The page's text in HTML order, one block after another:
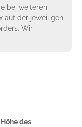
bei weiteren
auf der jeweiligen
Wir
des